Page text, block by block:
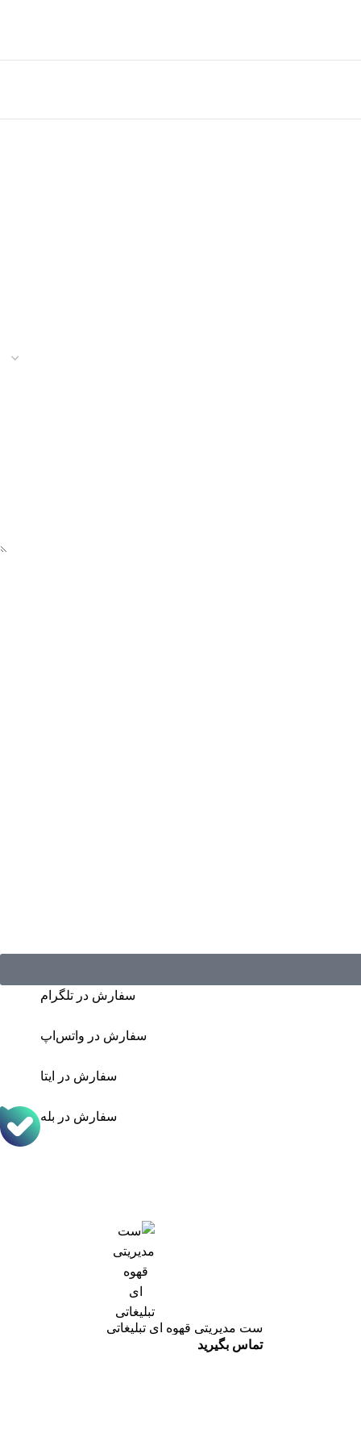
سفارش در تلگرام
سفارش در واتس‌اپ
سفارش در ایتا
سفارش در بله
ست مدیریتی قهوه ای تبلیغاتی
تماس بگیرید